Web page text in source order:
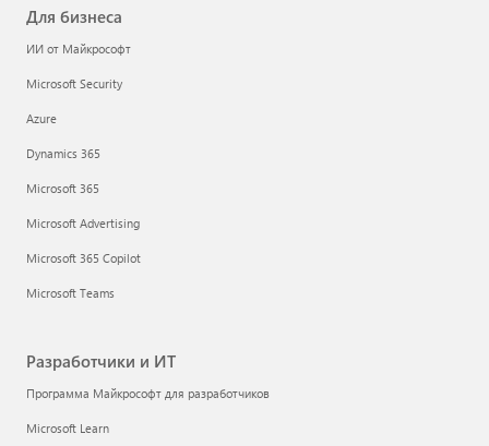
Для бизнеса
ИИ от Майкрософт
Microsoft Security
Azure
Dynamics 365
Microsoft 365
Microsoft Advertising
Microsoft 365 Copilot
Microsoft Teams
Разработчики и ИТ
Программа Майкрософт для разработчиков
Microsoft Learn